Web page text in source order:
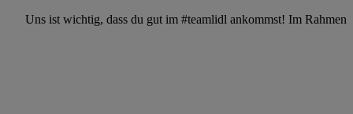
Uns ist wichtig, dass du gut im #teamlidl ankommst! Im Rahmen